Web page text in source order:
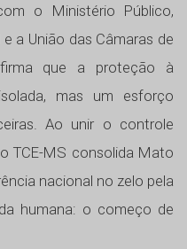
o Ministério Público,
a União das Câmaras de
que a proteção à
mas um esforço
Ao unir o controle
TCE-MS consolida Mato
nacional no zelo pela
humana: o começo de